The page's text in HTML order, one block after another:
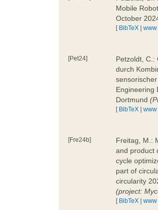
Mobile
October
[ BibTeX |www
[Pet24]
Petzoldt, C.:
durch
Engineering
Dortmund
[ BibTeX |www
[Fre24b]
Freitag, M.:
and product
cycle
part of
circularity
(project:
[ BibTeX |www